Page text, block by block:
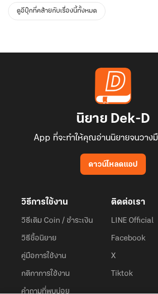
ดูอีบุ๊กที่คล้ายกับเรื่องนี้ทั้งหมด
นิยาย Dek-D
App ที่จะทำให้คุณอ่านนิยายจนวาง
ดาวน์โหลดแอป
วิธีการใช้งาน
วิธีเติม Coin / ชำระเงิน
วิธีซื้อนิยาย
คู่มือการใช้งาน
กติกาการใช้งาน
คำถามที่พบบ่อย
ติดต่อเรา
LINE Official
Facebook
X
Tiktok